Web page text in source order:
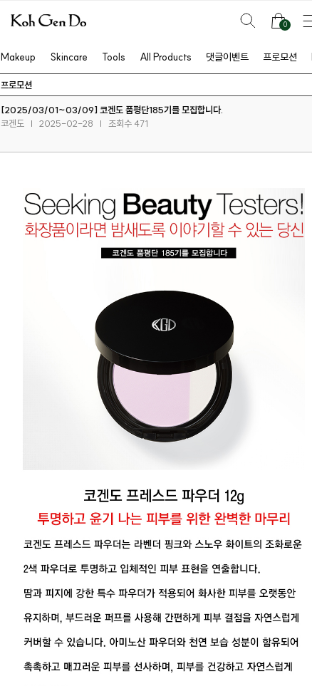
0
Makeup Skincare Tools All Products 댓글이벤트 프로모션
프로모션
[2025/03/01~03/09] 코겐도 품평단185기를 모집합니다.
코겐도
| 2025-02-28 | 조회수 471